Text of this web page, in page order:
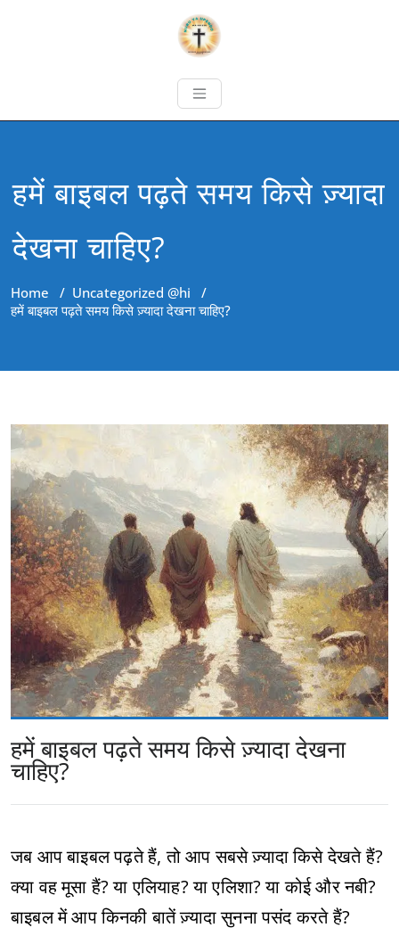
हमें बाइबल पढ़ते समय किसे ज़्यादा
देखना चाहिए?
Home / Uncategorized @hi /
हमें बाइबल पढ़ते समय किसे ज़्यादा देखना चाहिए?
हमें बाइबल पढ़ते समय किसे ज़्यादा देखना
चाहिए?
जब आप बाइबल पढ़ते हैं, तो आप सबसे ज़्यादा किसे देखते हैं?
क्या वह मूसा हैं? या एलियाह? या एलिशा? या कोई और नबी?
बाइबल में आप किनकी बातें ज़्यादा सुनना पसंद करते हैं?